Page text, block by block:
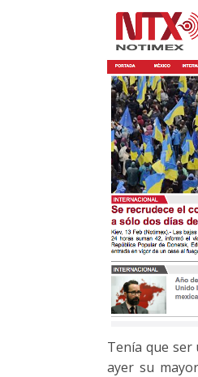
Tenía que ser
ayer su